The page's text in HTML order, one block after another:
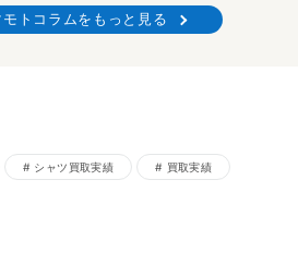
トコラムをもっと見る
シャツ買取実績 買取実績